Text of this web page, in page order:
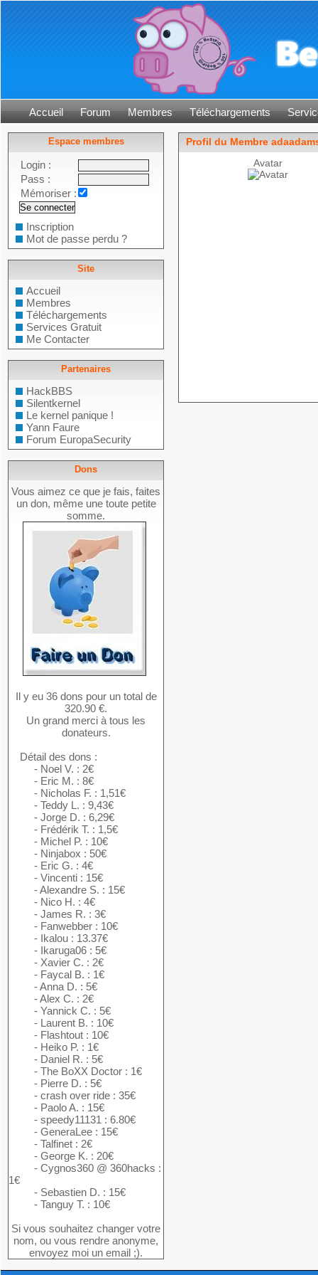
Accueil Forum Membres Téléchargements
Espace membres
Login :
Pass :
Mémoriser :
Inscription
Mot de passe perdu ?
Site
Accueil
Membres
Téléchargements
Services Gratuit
Me Contacter
Partenaires
HackBBS
Silentkernel
Le kernel panique !
Yann Faure
Forum EuropaSecurity
Dons
Vous aimez ce que je fais, faites
un don, même une toute petite
somme.
Il y eu 36 dons pour un total de
320.90 €.
Un grand merci à tous les
donateurs.
Détail des dons :
- Noel V. : 2€
- Eric M. : 8€
- Nicholas F. : 1,51€
- Teddy L. : 9,43€
- Jorge D. : 6,29€
- Frédérik T. : 1,5€
- Michel P. : 10€
- Ninjabox : 50€
- Eric G. : 4€
- Vincenti : 15€
- Alexandre S. : 15€
- Nico H. : 4€
- James R. : 3€
- Fanwebber : 10€
- Ikalou : 13.37€
- Ikaruga06 : 5€
- Xavier C. : 2€
- Faycal B. : 1€
- Anna D. : 5€
- Alex C. : 2€
- Yannick C. : 5€
- Laurent B. : 10€
- Flashtout : 10€
- Heiko P. : 1€
- Daniel R. : 5€
- The BoXX Doctor : 1€
- Pierre D. : 5€
- crash over ride : 35€
- Paolo A. : 15€
- speedy11131 : 6.80€
- GeneraLee : 15€
- Talfinet : 2€
- George K. : 20€
- Cygnos360 @ 360hacks :
1€
- Sebastien D. : 15€
- Tanguy T. : 10€
Si vous souhaitez changer votre
nom, ou vous rendre anonyme,
envoyez moi un email ;).
Profil du Membre
Avatar